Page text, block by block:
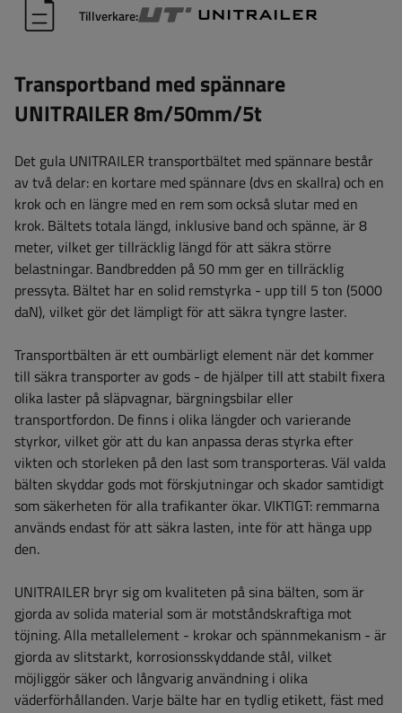
Tillverkare:
Transportband med spännare
UNITRAILER 8m/50mm/5t
Det gula UNITRAILER transportbältet med spännare består
av två delar: en kortare med spännare (dvs en skallra) och en
krok och en längre med en rem som också slutar med en
krok. Bältets totala längd, inklusive band och spänne, är 8
meter, vilket ger tillräcklig längd för att säkra större
belastningar. Bandbredden på 50 mm ger en tillräcklig
pressyta. Bältet har en solid remstyrka - upp till 5 ton (5000
daN), vilket gör det lämpligt för att säkra tyngre laster.
Transportbälten är ett oumbärligt element när det kommer
till säkra transporter av gods - de hjälper till att stabilt fixera
olika laster på släpvagnar, bärgningsbilar eller
transportfordon. De finns i olika längder och varierande
styrkor, vilket gör att du kan anpassa deras styrka efter
vikten och storleken på den last som transporteras. Väl valda
bälten skyddar gods mot förskjutningar och skador samtidigt
som säkerheten för alla trafikanter ökar.VIKTIGT: remmarna
används endast för att säkra lasten, inte för att hänga upp
den.
UNITRAILER bryr sig om kvaliteten på sina bälten, som är
gjorda av solida material som är motståndskraftiga mot
töjning. Alla metallelement - krokar och spännmekanism - är
gjorda av slitstarkt, korrosionsskyddande stål, vilket
möjliggör säker och långvarig användning i olika
väderförhållanden. Varje bälte har en tydlig etikett, fäst med